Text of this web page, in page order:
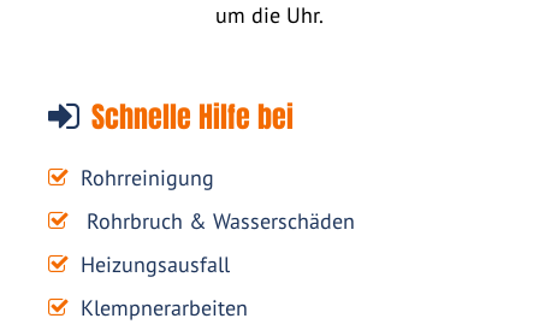
um die Uhr.
Schnelle Hilfe bei
Rohrreinigung
Rohrbruch & Wasserschäden
Heizungsausfall
Klempnerarbeiten